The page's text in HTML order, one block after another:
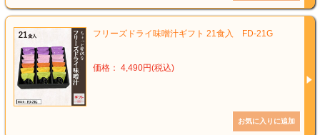
フリーズドライ味噌汁ギフト 21食入 FD-21G
価格： 4,490円(税込)